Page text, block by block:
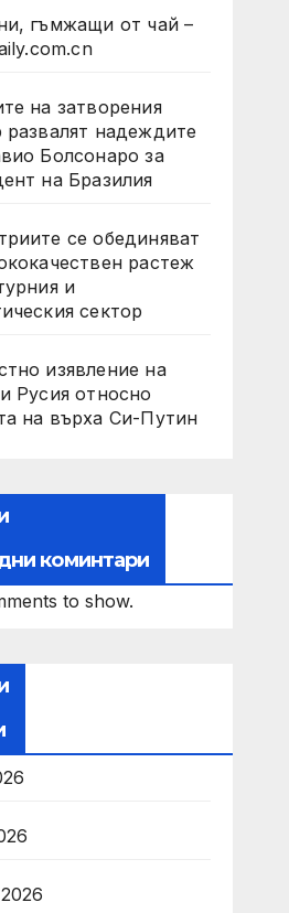
гъмжащи от чай –
на затворения
развалят надеждите
Болсонаро за
на Бразилия
се обединяват
растеж
и
сектор
изявление на
Русия относно
на върха Си-Путин
коминтари
to show.